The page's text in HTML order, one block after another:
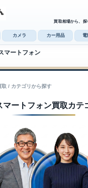
買取相場から、探
カメラ カー用品 電
マートフォン
/ カテゴリから探す
マートフォン買取カテ
ォン内で検索